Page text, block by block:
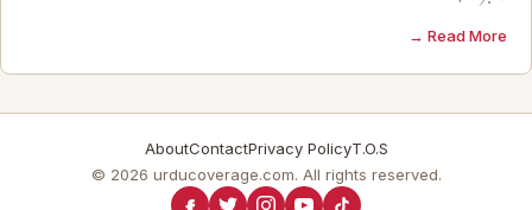
Read More →
AboutContactPrivacy PolicyT.O.S
© 2026 urducoverage.com. All rights reserved.